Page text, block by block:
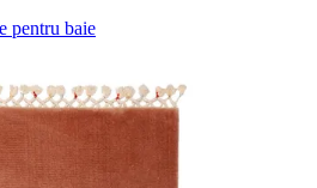
pentru baie